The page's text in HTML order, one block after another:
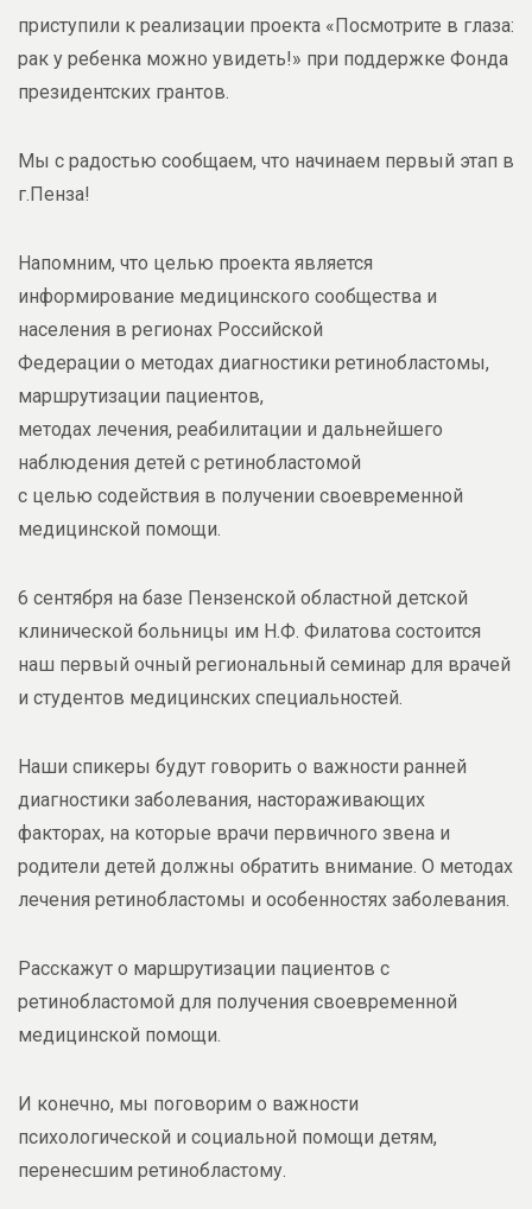
приступили к реализации проекта «Посмотрите в глаза:
рак у ребенка можно увидеть!» при поддержке Фонда
президентских грантов.
Мы с радостью сообщаем, что начинаем первый этап в
г.Пенза!
Напомним, что целью проекта является
информирование медицинского сообщества и
населения в регионах Российской
Федерации о методах диагностики ретинобластомы,
маршрутизации пациентов,
методах лечения, реабилитации и дальнейшего
наблюдения детей с ретинобластомой
с целью содействия в получении своевременной
медицинской помощи.
6 сентября на базе Пензенской областной детской
клинической больницы им Н.Ф. Филатова состоится
наш первый очный региональный семинар для врачей
и студентов медицинских специальностей.
Наши спикеры будут говорить о важности ранней
диагностики заболевания, настораживающих
факторах, на которые врачи первичного звена и
родители детей должны обратить внимание. О методах
лечения ретинобластомы и особенностях заболевания.
Расскажут о маршрутизации пациентов с
ретинобластомой для получения своевременной
медицинской помощи.
И конечно, мы поговорим о важности
психологической и социальной помощи детям,
перенесшим ретинобластому.